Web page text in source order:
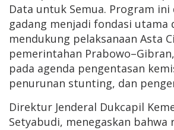
Data untuk Semua. Program ini
gadang menjadi fondasi utama
mendukung pelaksanaan Asta
pemerintahan
pada agenda pengentasan
penurunan stunting, dan
Direktur Jenderal Dukcapil
Setyabudi, menegaskan bahwa